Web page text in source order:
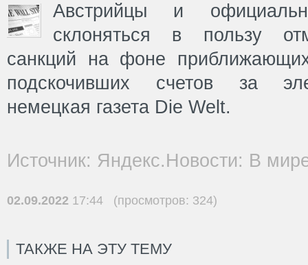
Австрийцы и
склоняться в пользу
санкций на фоне
подскочивших счетов за
немецкая газета Die Welt.
Источник: Яндекс.Новости: В
02.09.2022 17:44 (просмотров: 324)
ТАКЖЕ НА ЭТУ ТЕМУ